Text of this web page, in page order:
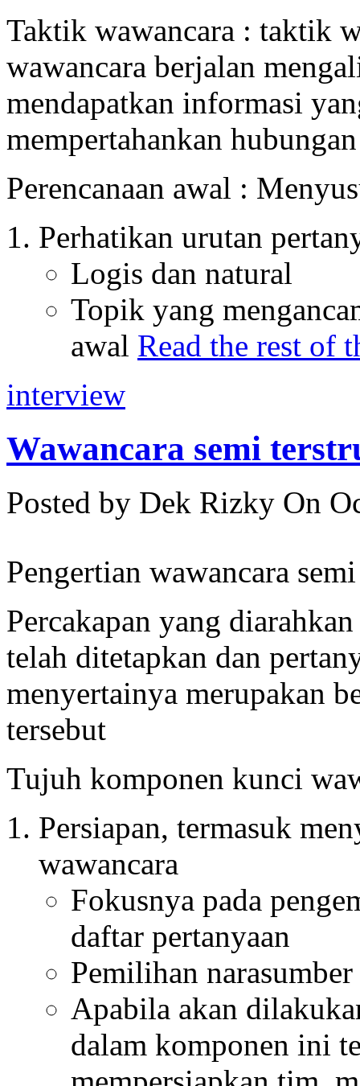
Taktik wawancara : taktik
wawancara berjalan
mendapatkan informasi
mempertahankan
Perencanaan awal :
Perhatikan urutan
Logis dan natural
Topik yang
awal Read the rest of
interview
Wawancara semi
Posted by Dek Rizky On
Pengertian wawancara
Percakapan yang
telah ditetapkan dan
menyertainya merupakan
tersebut
Tujuh komponen kunci
Persiapan, termasuk
wawancara
Fokusnya pada
daftar pertanyaan
Pemilihan
Apabila akan
dalam komponen ini